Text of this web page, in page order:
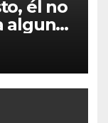
él no
alguna